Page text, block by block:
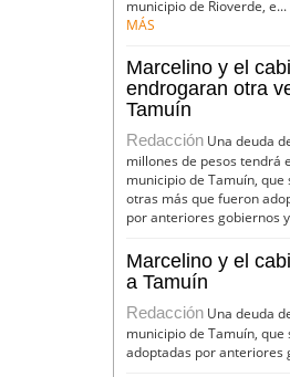
municipio de Rioverde, e...
MÁS
Marcelino y el
endrogaran otra
Tamuín
Redacción Una deuda
millones de pesos tendrá
municipio de Tamuín, que
otras más que fueron
por anteriores gobiernos
Marcelino y el
a Tamuín
Redacción Una deuda
municipio de Tamuín,
adoptadas por anteriores